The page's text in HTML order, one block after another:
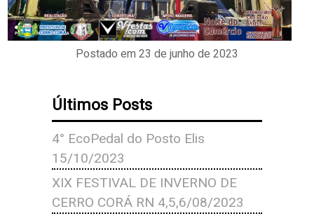
Postado em 23 de junho de 2023
Últimos Posts
4° EcoPedal do Posto Elis
15/10/2023
XIX FESTIVAL DE INVERNO DE
CERRO CORÁ RN 4,5,6/08/2023